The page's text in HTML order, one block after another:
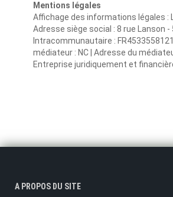
Mentions légales
Affichage des informations légales :
Adresse siège social : 8 rue Lanson -
Intracommunautaire :
médiateur : NC | Adresse du
Entreprise juridiquement et
A PROPOS DU SITE